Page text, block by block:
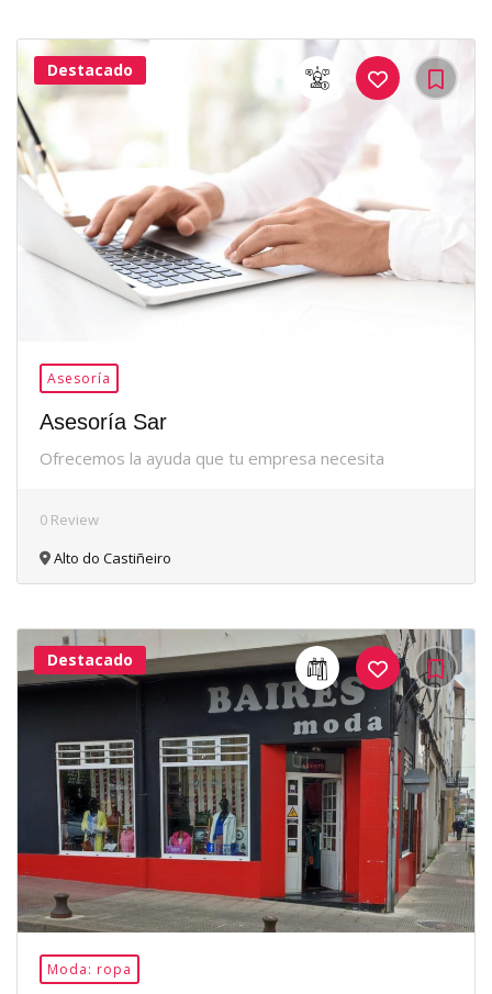
36Me
Gusta
Destacado
Asesoría
Asesoría Sar
Ofrecemos la ayuda que tu empresa necesita
0 Review
Alto do Castiñeiro
24Me
Gusta
Destacado
Moda: ropa